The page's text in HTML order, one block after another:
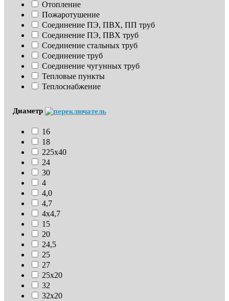
Отопление
Пожаротушение
Соединение ПЭ, ПВХ, ПП труб
Соединение ПЭ, ПВХ труб
Соединение стальных труб
Соединение труб
Соединение чугунных труб
Тепловые пункты
Теплоснабжение
Диаметр
16
18
225х40
24
30
4
4,0
4,7
4х4,7
15
20
24,5
25
27
25х20
32
32х20